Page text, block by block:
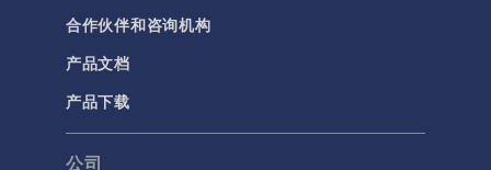
网格
集群计算和云计算
合作伙伴和咨询机构
产品文档
产品下载
公司